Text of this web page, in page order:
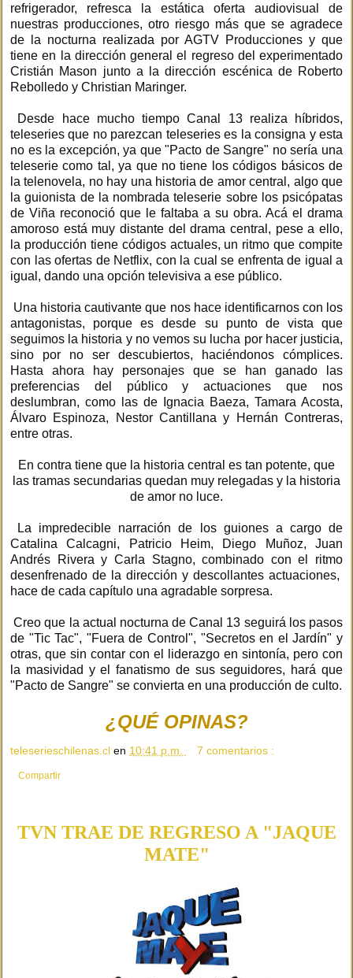
refrigerador, refresca la estática oferta audiovisual de
nuestras producciones, otro riesgo más que se agradece
de la nocturna realizada por AGTV Producciones y que
tiene en la dirección general el regreso del experimentado
Cristián Mason junto a la dirección escénica de Roberto
Rebolledo y Christian Maringer.
Desde hace mucho tiempo Canal 13 realiza híbridos,
teleseries que no parezcan teleseries es la consigna y esta
no es la excepción, ya que "Pacto de Sangre" no sería una
teleserie como tal, ya que no tiene los códigos básicos de
la telenovela, no hay una historia de amor central, algo que
la guionista de la nombrada teleserie sobre los psicópatas
de Viña reconoció que le faltaba a su obra. Acá el drama
amoroso está muy distante del drama central, pese a ello,
la producción tiene códigos actuales, un ritmo que compite
con las ofertas de Netflix, con la cual se enfrenta de igual a
igual, dando una opción televisiva a ese público.
Una historia cautivante que nos hace identificarnos con los
antagonistas, porque es desde su punto de vista que
seguimos la historia y no vemos su lucha por hacer justicia,
sino por no ser descubiertos, haciéndonos cómplices.
Hasta ahora hay personajes que se han ganado las
preferencias del público y actuaciones que nos
deslumbran, como las de Ignacia Baeza, Tamara Acosta,
Álvaro Espinoza, Nestor Cantillana y Hernán Contreras,
entre otras.
En contra tiene que la historia central es tan potente, que
las tramas secundarias quedan muy relegadas y la historia
de amor no luce.
La impredecible narración de los guiones a cargo de
Catalina Calcagni, Patricio Heim, Diego Muñoz, Juan
Andrés Rivera y Carla Stagno, combinado con el ritmo
desenfrenado de la dirección y descollantes actuaciones,
hace de cada capítulo una agradable sorpresa.
Creo que la actual nocturna de Canal 13 seguirá los pasos
de "Tic Tac", "Fuera de Control", "Secretos en el Jardín" y
otras, que sin contar con el liderazgo en sintonía, pero con
la masividad y el fanatismo de sus seguidores, hará que
"Pacto de Sangre" se convierta en una producción de culto.
¿QUÉ OPINAS?
teleserieschilenas.cl en 10:41 p.m. 7 comentarios :
Compartir
TVN TRAE DE REGRESO A "JAQUE
MATE"